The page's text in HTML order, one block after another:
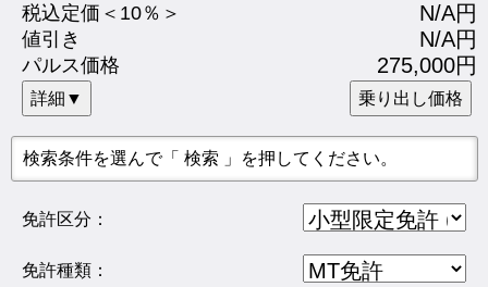
税込定価＜10％＞
N/A円
値引き N/A円
パルス価格 275,000円
乗り出し価格
詳細▼
検索条件を選んで「 検索 」を押してください。
免許区分：
免許種類：